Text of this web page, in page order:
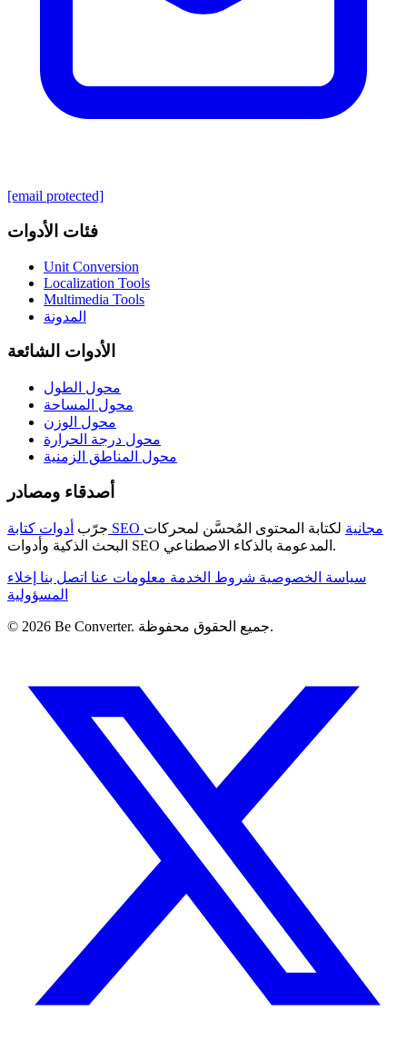
[email protected]
فئات الأدوات
Unit Conversion
Localization Tools
Multimedia Tools
المدونة
الأدوات الشائعة
محول الطول
محول المساحة
محول الوزن
محول درجة الحرارة
محول المناطق الزمنية
أصدقاء ومصادر
جرّب أدوات كتابة SEO مجانية لكتابة المحتوى المُحسَّن لمحركات
البحث الذكية وأدوات SEO المدعومة بالذكاء الاصطناعي.
سياسة الخصوصية شروط الخدمة معلومات عنا اتصل بنا إخلاء
المسؤولية
© 2026 Be Converter. جميع الحقوق محفوظة.